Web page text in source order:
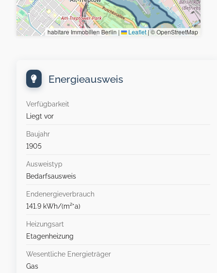
habitare Immobilien Berlin | Leaflet|© OpenStreetMap
Energieausweis
Verfügbarkeit
Liegt vor
Baujahr
1905
Ausweistyp
Bedarfsausweis
Endenergieverbrauch
141.9 kWh/(m²*a)
Heizungsart
Etagenheizung
Wesentliche Energieträger
Gas